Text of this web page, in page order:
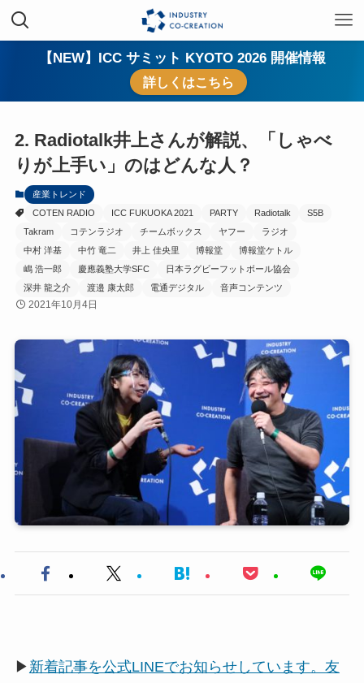
【NEW】ICC サミット KYOTO 2026 開催情報
詳しくはこちら
2. Radiotalk井上さんが解説、「しゃべ
りが上手い」のはどんな人？
産業トレンド
COTEN RADIO
ICC FUKUOKA 2021 PARTY Radiotalk
S5B
Takram
コテンラジオ チームボックス ヤフー
ラジオ
中村 洋基
中竹 竜二 井上 佳央里 博報堂
博報堂ケトル
嶋 浩一郎
慶應義塾大学SFC
日本ラグビーフットボール協会
深井 龍之介
渡邉 康太郎 電通デジタル 音声コンテンツ
2021年10月4日
▶ 新着記事を公式LINEでお知らせしています。友